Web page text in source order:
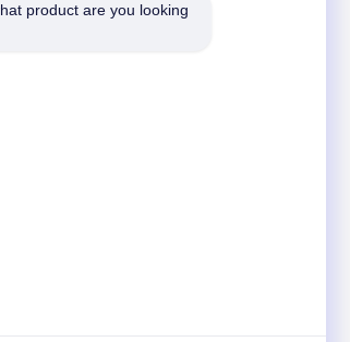
product are you looking